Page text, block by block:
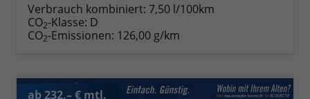
Verbrauch kombiniert: 7,50 l/100km
CO2-Klasse: D
CO2-Emissionen: 126,00 g/km
ab 232,– € mtl.